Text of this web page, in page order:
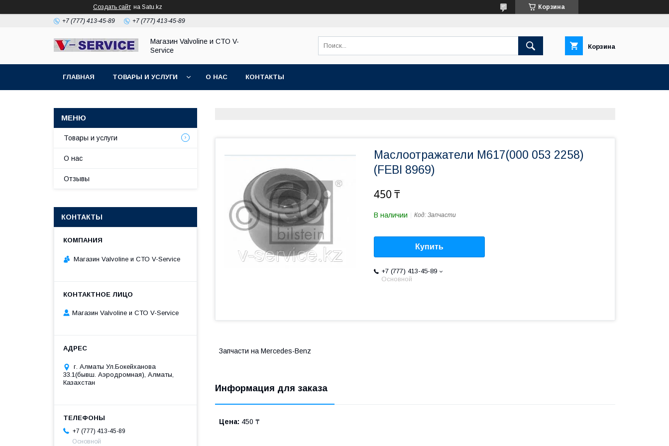
Создать сайт на Satu.kz Корзина
+7 (777) 413-45-89 +7 (777) 413-45-89
Магазин Valvoline и СТО V-
Service
Корзина
ГЛАВНАЯ ТОВАРЫ И УСЛУГИ О НАС КОНТАКТЫ
Маслоотражатели M617(000 053 2258)
(FEBI 8969)
450 ₸
В наличии Код: Запчасти
Купить
+7 (777) 413-45-89
Основной
Запчасти на Mercedes-Benz
Информация для заказа
Цена: 450 ₸
Товары и услуги
О нас
Отзывы
КОНТАКТЫ
Магазин Valvoline и СТО V-Service
Магазин Valvoline и СТО V-Service
г. Алматы Ул.Бокейханова
33.1(бывш. Аэродромная), Алматы,
Казахстан
+7 (777) 413-45-89
Основной